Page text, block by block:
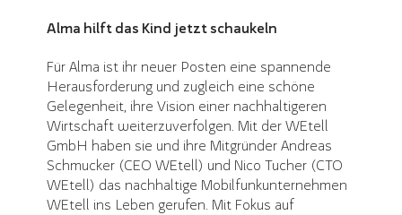
Alma hilft das Kind jetzt schaukeln
Für Alma ist ihr neuer Posten eine spannende
Herausforderung und zugleich eine schöne
Gelegenheit, ihre Vision einer nachhaltigeren
Wirtschaft weiterzuverfolgen. Mit der WEtell
GmbH haben sie und ihre Mitgründer Andreas
Schmucker (CEO WEtell) und Nico Tucher (CTO
WEtell) das nachhaltige Mobilfunkunternehmen
WEtell ins Leben gerufen. Mit Fokus auf